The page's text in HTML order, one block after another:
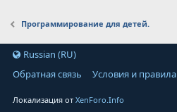
Программирование для детей.
Russian (RU)
Обратная связь
Условия и правила
Локализация отXenForo.Info